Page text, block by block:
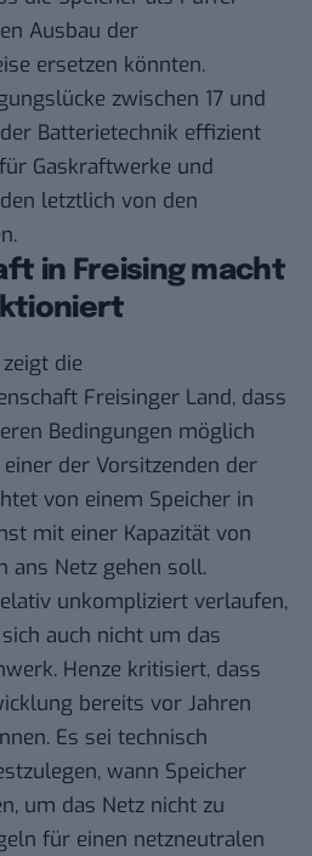
Ausbau der
ersetzen könnten.
zwischen 17 und
Batterietechnik effizient
Gaskraftwerke und
letztlich von den
in Freising macht
die
Freisinger Land, dass
Bedingungen möglich
einer der Vorsitzenden der
von einem Speicher in
mit einer Kapazität von
ans Netz gehen soll.
unkompliziert verlaufen,
auch nicht um das
Henze kritisiert, dass
bereits vor Jahren
Es sei technisch
wann Speicher
um das Netz nicht zu
für einen netzneutralen